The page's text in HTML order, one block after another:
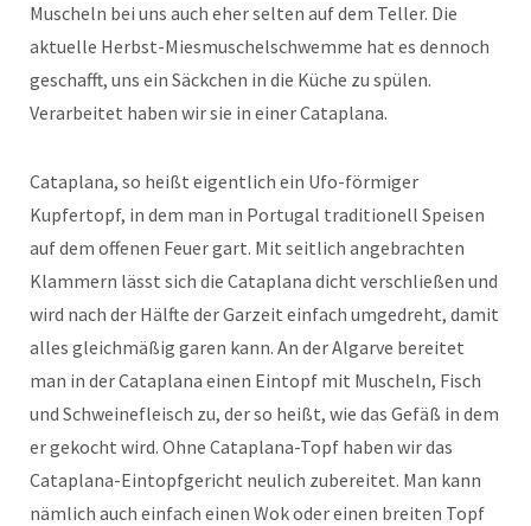
Muscheln bei uns auch eher selten auf dem Teller. Die
aktuelle Herbst-Miesmuschelschwemme hat es dennoch
geschafft, uns ein Säckchen in die Küche zu spülen.
Verarbeitet haben wir sie in einer Cataplana.
Cataplana, so heißt eigentlich ein Ufo-förmiger
Kupfertopf, in dem man in Portugal traditionell Speisen
auf dem offenen Feuer gart. Mit seitlich angebrachten
Klammern lässt sich die Cataplana dicht verschließen und
wird nach der Hälfte der Garzeit einfach umgedreht, damit
alles gleichmäßig garen kann. An der Algarve bereitet
man in der Cataplana einen Eintopf mit Muscheln, Fisch
und Schweinefleisch zu, der so heißt, wie das Gefäß in dem
er gekocht wird. Ohne Cataplana-Topf haben wir das
Cataplana-Eintopfgericht neulich zubereitet. Man kann
nämlich auch einfach einen Wok oder einen breiten Topf